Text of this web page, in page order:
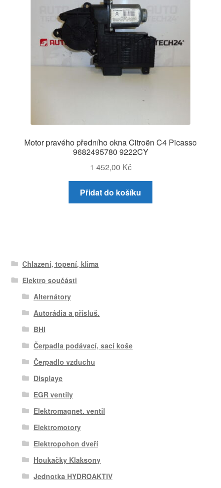
Motor pravého předního okna Citroën C4 Picasso
9682495780 9222CY
1 452,00 Kč
Přidat do košíku
Chlazení, topení, klima
Elektro součásti
Alternátory
Autorádia a přísluš.
BHI
Čerpadla podávací, sací koše
Čerpadlo vzduchu
Displaye
EGR ventily
Elektromagnet. ventil
Elektromotory
Elektropohon dveří
Houkačky Klaksony
Jednotka HYDROAKTIV